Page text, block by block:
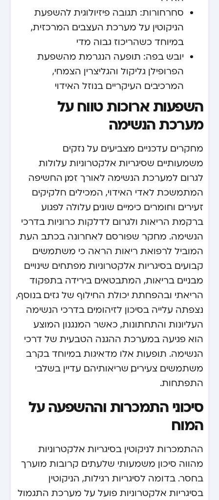
סחרחורות: תגובה פיזיולוגית להשפעת
הניקוטין על מערכת העצבים המרכזית,
במיוחד כשהריכוז גבוה מדי
יובש בפה: תופעה הנגרמת מהשפעת
הפרופילן גליקול והגליצרין הצמחי,
המרכיבים העיקריים בנוזל האידוי
השפעות ארוכות טווח על
מערכת הנשימה
מחקרים עדכניים מצביעים על נזקים
משמעותיים שסיגריות אלקטרוניות עלולות
לגרום למערכת הנשימה לאורך זמן. החשיפה
המתמשכת לאדי האידוי, המכילים חלקיקים
זעירים וחומרים כימיים שונים, עלולה לפגוע
ברקמת הריאות ולגרום לדלקות כרוניות בדרכי
הנשימה. מחקר שפורסם לאחרונה בכתב העת
המוביל לרפואת ריאות הראה כי משתמשים
קבועים בסיגריות אלקטרוניות מפתחים שינויים
מבניים בריאות, המתבטאים בירידה בתפקוד
הריאתי ובהפחתת יכולת החילוף של גזים. בנוסף,
נצפתה עלייה בסיכון לזיהומים בדרכי הנשימה
העליונות והתחתונות, כאשר המנגנון המוצע
הוא פגיעה במערכת ההגנה הטבעית של דרכי
הנשימה. תופעות אלו מדאיגות במיוחד בקרב
משתמשים צעירים, שריאותיהם עדיין בשלבי
התפתחות.
סיכוני התמכרות וההשפעה על
המוח
ההתמכרות לניקוטין בסיגריות אלקטרוניות
מהווה סיכון משמעותי שלעתים קרובות מוערך
בחסר. בדומה לסיגריות רגילות, הניקוטין
בסיגריות אלקטרוניות פועל על מערכת התגמול